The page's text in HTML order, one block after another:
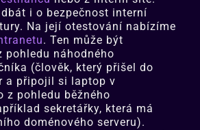
i o bezpečnost interní
Na její otestování nabízíme
. Ten může být
pohledu náhodného
(člověk, který přišel do
a připojil si laptop v
z pohledu běžného
sekretářky, která má
doménového serveru).